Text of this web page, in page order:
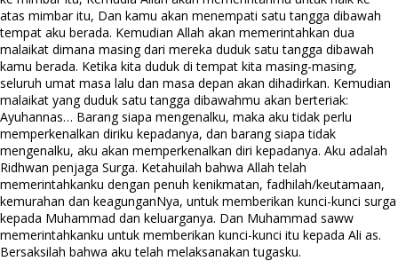
atas mimbar itu, Dan kamu akan menempati satu tangga dibawah
tempat aku berada. Kemudian Allah akan memerintahkan dua
malaikat dimana masing dari mereka duduk satu tangga dibawah
kamu berada. Ketika kita duduk di tempat kita masing-masing,
seluruh umat masa lalu dan masa depan akan dihadirkan. Kemudian
malaikat yang duduk satu tangga dibawahmu akan berteriak:
Ayuhannas… Barang siapa mengenalku, maka aku tidak perlu
memperkenalkan diriku kepadanya, dan barang siapa tidak
mengenalku, aku akan memperkenalkan diri kepadanya. Aku adalah
Ridhwan penjaga Surga. Ketahuilah bahwa Allah telah
memerintahkanku dengan penuh kenikmatan, fadhilah/keutamaan,
kemurahan dan keagunganNya, untuk memberikan kunci-kunci surga
kepada Muhammad dan keluarganya. Dan Muhammad saww
memerintahkanku untuk memberikan kunci-kunci itu kepada Ali as.
Bersaksilah bahwa aku telah melaksanakan tugasku.